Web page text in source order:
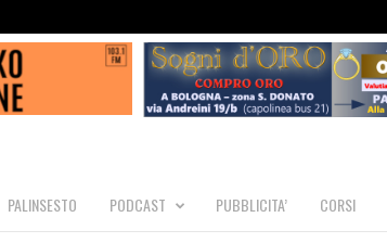
PALINSESTO PODCAST PUBBLICITA’ CORSI